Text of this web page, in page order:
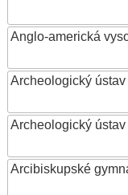
Anglo-americká
Archeologický
Archeologický
Arcibiskupské